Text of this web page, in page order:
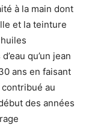
à la main dont
et la teinture
qu’un jean
ans en faisant
au
des années